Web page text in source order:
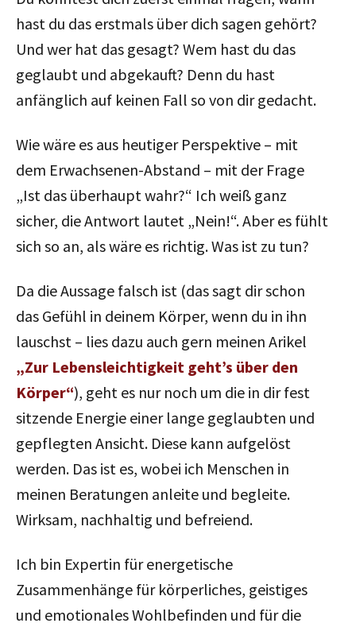
hast du das erstmals über dich sagen gehört?
Und wer hat das gesagt? Wem hast du das
geglaubt und abgekauft? Denn du hast
anfänglich auf keinen Fall so von dir gedacht.
Wie wäre es aus heutiger Perspektive – mit
dem Erwachsenen-Abstand – mit der Frage
„Ist das überhaupt wahr?“ Ich weiß ganz
sicher, die Antwort lautet „Nein!“. Aber es fühlt
sich so an, als wäre es richtig. Was ist zu tun?
Da die Aussage falsch ist (das sagt dir schon
das Gefühl in deinem Körper, wenn du in ihn
lauschst – lies dazu auch gern meinen Arikel
„Zur Lebensleichtigkeit geht’s über den
Körper“), geht es nur noch um die in dir fest
sitzende Energie einer lange geglaubten und
gepflegten Ansicht. Diese kann aufgelöst
werden. Das ist es, wobei ich Menschen in
meinen Beratungen anleite und begleite.
Wirksam, nachhaltig und befreiend.
Ich bin Expertin für energetische
Zusammenhänge für körperliches, geistiges
und emotionales Wohlbefinden und für die